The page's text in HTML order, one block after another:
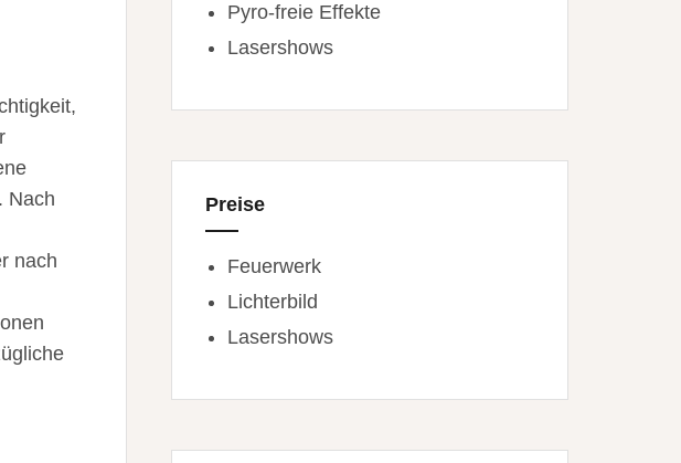
Nach
nach
Pyro-freie Effekte
Lasershows
Preise
Feuerwerk
Lichterbild
Lasershows